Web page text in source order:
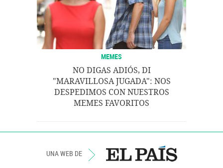
MEMES
NO DIGAS ADIÓS, DI
"MARAVILLOSA JUGADA": NOS
DESPEDIMOS CON NUESTROS
MEMES FAVORITOS
UNA WEB DE